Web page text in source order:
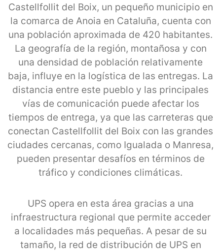
Castellfollit del Boix, un pequeño municipio en
la comarca de Anoia en Cataluña, cuenta con
una población aproximada de 420 habitantes.
La geografía de la región, montañosa y con
una densidad de población relativamente
baja, influye en la logística de las entregas. La
distancia entre este pueblo y las principales
vías de comunicación puede afectar los
tiempos de entrega, ya que las carreteras que
conectan Castellfollit del Boix con las grandes
ciudades cercanas, como Igualada o Manresa,
pueden presentar desafíos en términos de
tráfico y condiciones climáticas.
UPS opera en esta área gracias a una
infraestructura regional que permite acceder
a localidades más pequeñas. A pesar de su
tamaño, la red de distribución de UPS en